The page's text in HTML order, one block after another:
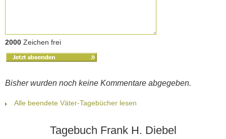
2000 Zeichen frei
Bisher wurden noch keine Kommentare abgegeben.
Alle beendete Väter-Tagebücher lesen
Tagebuch Frank H. Diebel